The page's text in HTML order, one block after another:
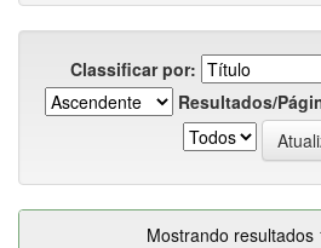
Classificar por:
Resultados/
Mostrando resultados